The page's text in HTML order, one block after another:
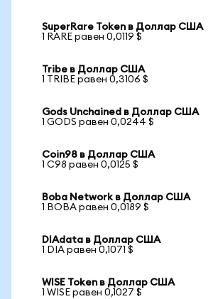
SuperRare Token в Доллар США
1 RARE равен 0,0119 $
Tribe в Доллар США
1 TRIBE равен 0,3106 $
Gods Unchained в Доллар США
1 GODS равен 0,0244 $
Coin98 в Доллар США
1 C98 равен 0,0125 $
Boba Network в Доллар США
1 BOBA равен 0,0189 $
DIAdata в Доллар США
1 DIA равен 0,1071 $
WISE Token в Доллар США
1 WISE равен 0,1027 $